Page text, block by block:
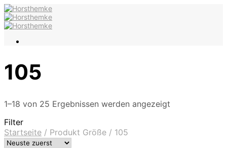
105
1–18 von 25 Ergebnissen werden angezeigt
Filter
Startseite / Produkt Größe / 105